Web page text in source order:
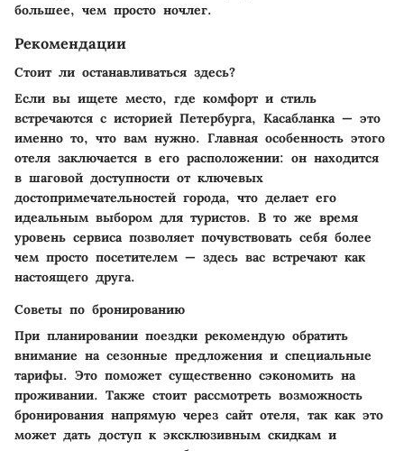
большее, чем просто ночлег.
Рекомендации
Стоит ли останавливаться здесь?
Если вы ищете место, где комфорт и стиль
встречаются с историей Петербурга, Касабланка — это
именно то, что вам нужно. Главная особенность этого
отеля заключается в его расположении: он находится
в шаговой доступности от ключевых
достопримечательностей города, что делает его
идеальным выбором для туристов. В то же время
уровень сервиса позволяет почувствовать себя более
чем просто посетителем — здесь вас встречают как
настоящего друга.
Советы по бронированию
При планировании поездки рекомендую обратить
внимание на сезонные предложения и специальные
тарифы. Это поможет существенно сэкономить на
проживании. Также стоит рассмотреть возможность
бронирования напрямую через сайт отеля, так как это
может дать доступ к эксклюзивным скидкам и